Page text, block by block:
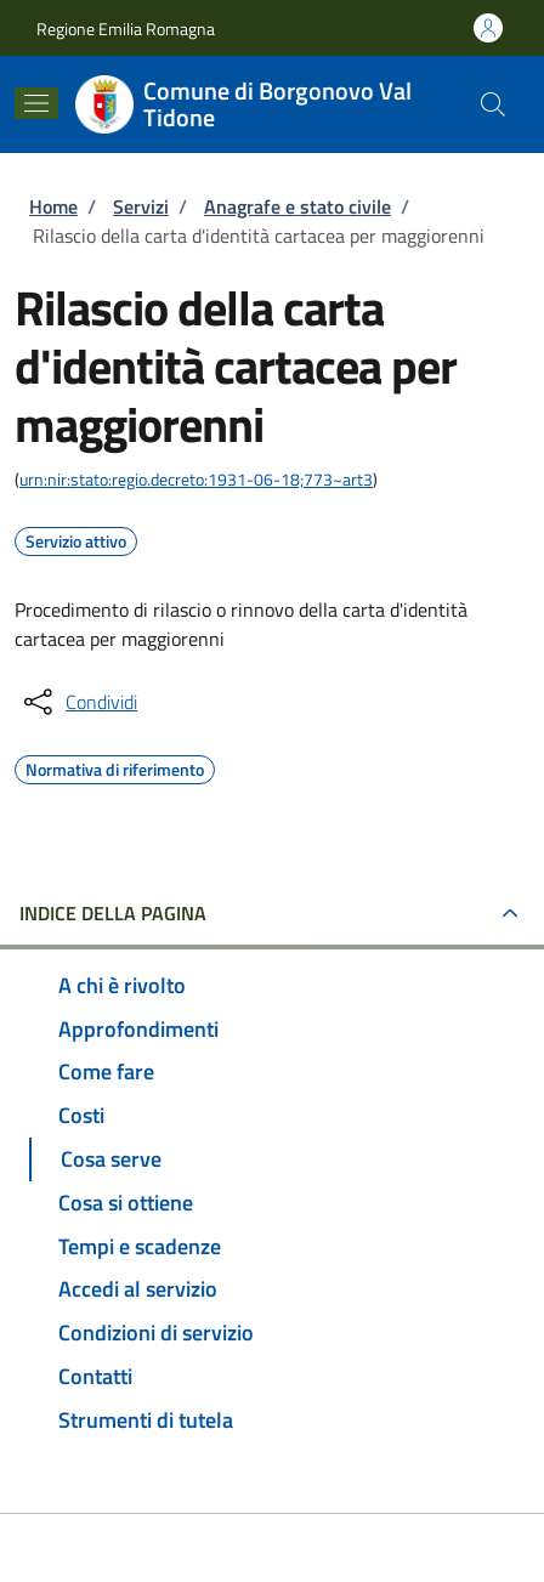
Regione Emilia Romagna
Comune di Borgonovo Val
Tidone
Briciole di pane
Home / Servizi / Anagrafe e stato civile /
Rilascio della carta d'identità cartacea per maggiorenni
Rilascio della carta
d'identità cartacea per
maggiorenni
(urn:nir:stato:regio.decreto:1931-06-18;773~art3)
Servizio attivo
Procedimento di rilascio o rinnovo della carta d'identità
cartacea per maggiorenni
Condividi
Normativa di riferimento
INDICE DELLA PAGINA
A chi è rivolto
Approfondimenti
Come fare
Costi
Cosa serve
Cosa si ottiene
Tempi e scadenze
Accedi al servizio
Condizioni di servizio
Contatti
Strumenti di tutela